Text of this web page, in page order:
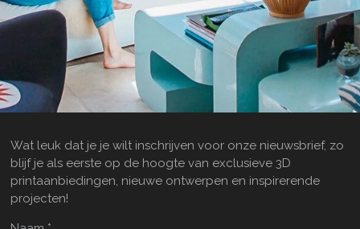
Wat leuk dat je je wilt inschrijven voor onze nieuwsbrief, zo
blijf je als eerste op de hoogte van exclusieve 3D
printaanbiedingen, nieuwe ontwerpen en inspirerende
projecten!